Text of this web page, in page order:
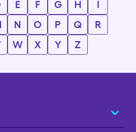
E F G H
I
N O P Q
R
W X Y Z